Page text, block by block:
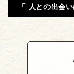
「 人との出会